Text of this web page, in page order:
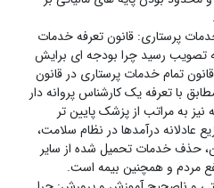
پرستاری: قانون تعرفه خدمات
در مجلس به تصویب رسید چرا بودجه ای برایش
تمام خدمات پرستاری در قانون
با تعرفه یک کارشناس پروانه دار
نیز به مراتب از پزشک پایین تر
عادلانه درآمدها در نظام سلامت،
حذف خدمات تحمیل شده از سایر
مردم و همچنین بیمه است.